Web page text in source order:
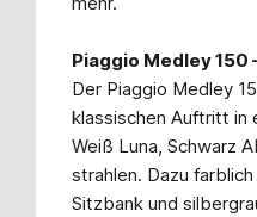
Piaggio Medley
Der Piaggio Medley
klassischen Auftritt in
Weiß Luna, Schwarz
strahlen. Dazu
Sitzbank und